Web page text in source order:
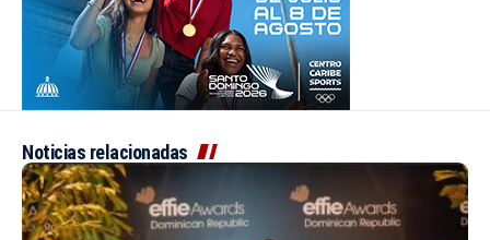
Noticias relacionadas